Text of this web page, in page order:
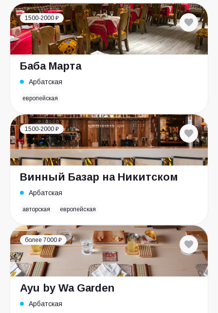
1500-2000 ₽
Баба Марта
Арбатская
европейская
1500-2000 ₽
Винный Базар на Никитском
Арбатская
авторская европейская
более 7000 ₽
Ayu by Wa Garden
Арбатская